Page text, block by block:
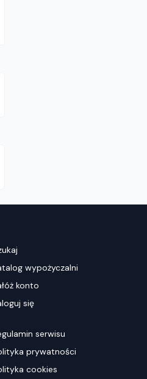
wypożyczalni
konto
się
serwisu
prywatności
cookies